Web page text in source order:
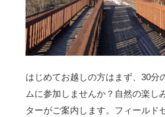
はじめてお越しの方はまず、30分
ムに参加しませんか？自然の楽し
ターがご案内します。フィールド